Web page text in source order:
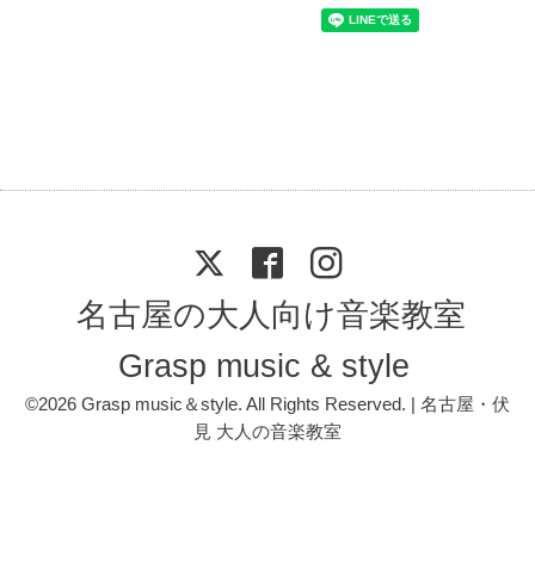
名古屋の大人向け音楽教室
Grasp music & style
©2026 Grasp music＆style. All Rights Reserved. | 名古屋・伏
見 大人の音楽教室